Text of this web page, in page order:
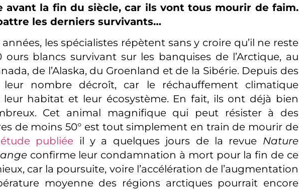
avant la fin du siècle, car ils vont tous mourir de faim.
les derniers survivants…
les spécialistes répètent sans y croire qu’il ne reste
ours blancs survivant sur les banquises de l’Arctique, au
de l’Alaska, du Groenland et de la Sibérie. Depuis des
leur nombre décroît, car le réchauffement climatique
leur habitat et leur écosystème. En fait, ils ont déjà bien
Cet animal magnifique qui peut résister à des
de moins 50° est tout simplement en train de mourir de
étude publiée il y a quelques jours de la revue Nature
confirme leur condamnation à mort pour la fin de ce
car la poursuite, voire l’accélération de l’augmentation
moyenne des régions arctiques pourrait encore